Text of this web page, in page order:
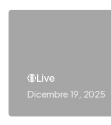
🔴Live
Dicembre 19, 2025